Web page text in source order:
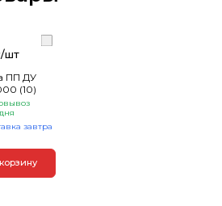
шт
ПП ДУ
(10)
завтра